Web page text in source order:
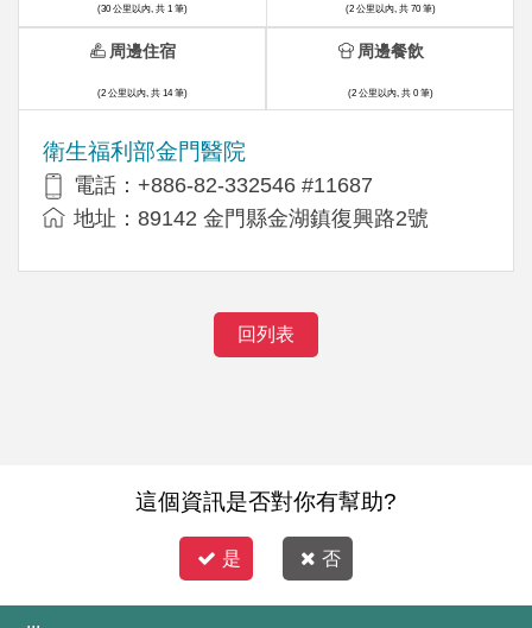
(30 公里以內, 共 1 筆)
衛生福利部金門醫院
電話：+886-82-332546 #11687
地址：89142 金門縣金湖鎮復興路2號
(2 公里以內, 共 70 筆)
周邊住宿
(2 公里以內, 共 14 筆)
周邊餐飲
(2 公里以內, 共 0 筆)
回列表
這個資訊是否對你有幫助?
是 否